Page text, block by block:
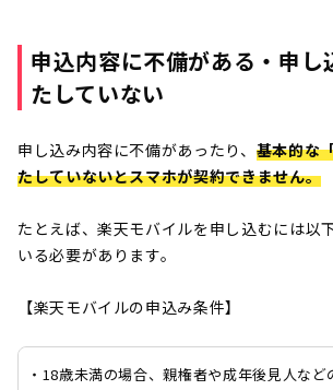
いプランに乗り換えたいけど、「短期
解約」になるのが心配… ・契約後す
ぐに解約してしまった…ブラックリス
スマホの短期解約でペナルティを受け
ることはあるのか、また”ブラックリ
申込内容に不備がある・申し
たしていない
申し込み内容に不備があったり、 基本的な
たしていないとスマホが契約できません。
たとえば、楽天モバイルを申し込むには以
いる必要があります。
【楽天モバイルの申込み条件】
・18歳未満の場合、親権者や成年後見人な